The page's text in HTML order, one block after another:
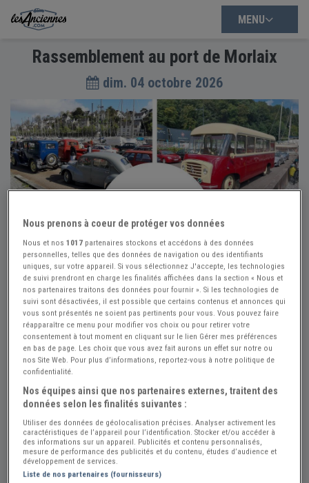
MENU
Rassemblement au port de Morlaix
dim. 04 octobre 2026
Rassemblement au port de Morlaix (RDV Mensuel)
dim. 04 octobre 2026
Place Edmond Puyo
29600 MORLAIX
Voir sur la carte
Calandre et Torpédo
Nous prenons à coeur de protéger vos données
Nous et nos1017 partenaires stockons et accédons à des données
personnelles, telles que des données de navigation ou des identifiants
uniques, sur votre appareil. Si vous sélectionnez J'accepte, les technologies
de suivi prendront en charge les finalités affichées dans la section « Nous et
nos partenaires traitons des données pour fournir ». Si les technologies de
suivi sont désactivées, il est possible que certains contenus et annonces qui
vous sont présentés ne soient pas pertinents pour vous. Vous pouvez faire
réapparaître ce menu pour modifier vos choix ou pour retirer votre
consentement à tout moment en cliquant sur le lien Gérer mes préférences
en bas de page. Les choix que vous avez fait aurons un effet sur notre ou
nos Site Web. Pour plus d’informations, reportez-vous à notre politique de
confidentialité.
Nos équipes ainsi que nos partenaires externes, traitent des
données selon les finalités suivantes :
Utiliser des données de géolocalisation précises. Analyser activement les
caractéristiques de l’appareil pour l’identification. Stocker et/ou accéder à
des informations sur un appareil. Publicités et contenu personnalisés,
mesure de performance des publicités et du contenu, études d’audience et
développement de services.
Liste de nos partenaires (fournisseurs)